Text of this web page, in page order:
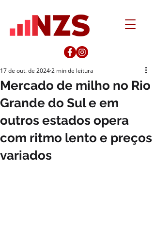
Mercado de milho no Rio
Grande do Sul e em
outros estados opera
com ritmo lento e preços
variados
17 de out. de 20242 min de leitura